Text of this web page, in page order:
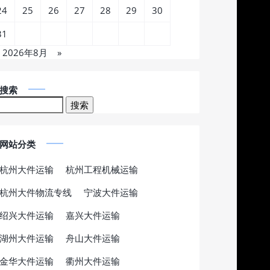
2026年8月 »
25 26 27 28 29
30
搜索
网站分类
杭州大件运输
杭州工程机械运输
杭州大件物流专线
宁波大件运输
绍兴大件运输
嘉兴大件运输
湖州大件运输
舟山大件运输
金华大件运输
衢州大件运输